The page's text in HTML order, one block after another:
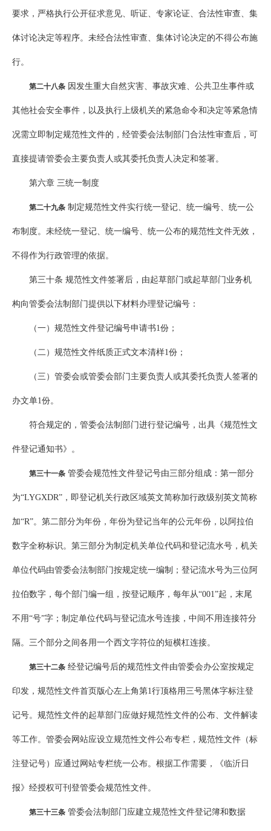
要求，严格执行公开征求意见、听证、专家论证、合法性审查、集
体讨论决定等程序。未经合法性审查、集体讨论决定的不得公布施
行。
第二十八条 因发生重大自然灾害、事故灾难、公共卫生事件或
其他社会安全事件，以及执行上级机关的紧急命令和决定等紧急情
况需立即制定规范性文件的，经管委会法制部门合法性审查后，可
直接提请管委会主要负责人或其委托负责人决定和签署。
第六章 三统一制度
第二十九条 制定规范性文件实行统一登记、统一编号、统一公
布制度。未经统一登记、统一编号、统一公布的规范性文件无效，
不得作为行政管理的依据。
第三十条 规范性文件签署后，由起草部门或起草部门业务机
构向管委会法制部门提供以下材料办理登记编号：
（一）规范性文件登记编号申请书1份；
（二）规范性文件纸质正式文本清样1份；
（三）管委会或管委会部门主要负责人或其委托负责人签署的
办文单1份。
符合规定的，管委会法制部门进行登记编号，出具《规范性文
件登记通知书》。
第三十一条 管委会规范性文件登记号由三部分组成：第一部分
为“LYGXDR”，即登记机关行政区域英文简称加行政级别英文简称
加“R”。第二部分为年份，年份为登记当年的公元年份，以阿拉伯
数字全称标识。第三部分为制定机关单位代码和登记流水号，机关
单位代码由管委会法制部门按规定统一编制；登记流水号为三位阿
拉伯数字，每个部门编一组，按登记顺序，每年从“001”起，末尾
不用“号”字；制定单位代码与登记流水号连接，中间不用连接符分
隔。三个部分之间各用一个西文字符位的短横杠连接。
第三十二条 经登记编号后的规范性文件由管委会办公室按规定
印发，规范性文件首页版心左上角第1行顶格用三号黑体字标注登
记号。规范性文件的起草部门应做好规范性文件的公布、文件解读
等工作。管委会网站应设立规范性文件公布专栏，规范性文件（标
注登记号）应通过网站专栏统一公布。根据工作需要，《临沂日
报》经授权可刊登管委会规范性文件。
第三十三条 管委会法制部门应建立规范性文件登记簿和数据